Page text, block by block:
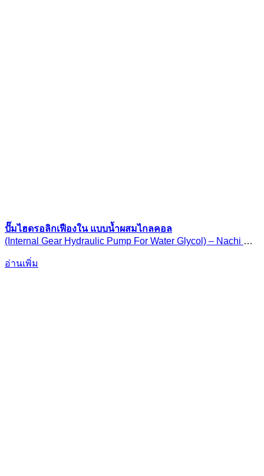
ปั๊มไฮดรอลิกเฟืองใน แบบน้ำผสมไกลคอล
(Internal Gear Hydraulic Pump For Water Glycol) – Nachi W-
อ่านเพิ่ม